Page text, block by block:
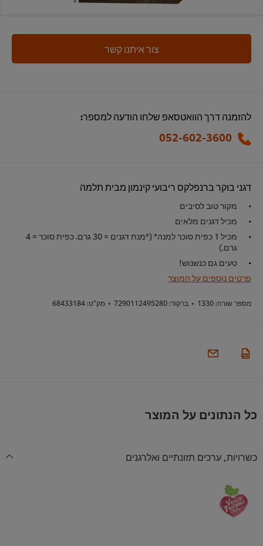
דגני בוקר ברנפלקס ריבועי קינמון מבית תלמה
מקור טוב לסיבים
מכיל דגנים מלאים
מכיל 1 כפית סוכר למנה* (*מנת דגנים = 30 גרם. כפית סוכר = 4
גרם.)
טעים גם כנשנוש!
פרטים נוספים על המוצר
מספר שורה: • ברקוד: • מק"ט:
צור איתנו קשר
להזמנה דרך הוואטסאפ שלחו הודעה למספר:
052-602-3600
כל הנתונים על המוצר
כשרויות, ערכים תזונתיים ואלרגנים